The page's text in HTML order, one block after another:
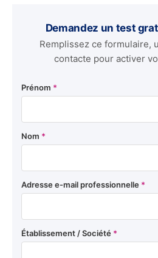
Demandez un test
Remplissez ce formulaire,
contacte pour activer
Prénom *
Nom *
Adresse e-mail professionnelle *
Établissement / Société *